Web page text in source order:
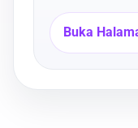
Buka